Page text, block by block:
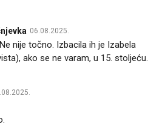
06.08.2025.
nije točno. Izbacila ih je Izabela
ako se ne varam, u 15. stoljeću.